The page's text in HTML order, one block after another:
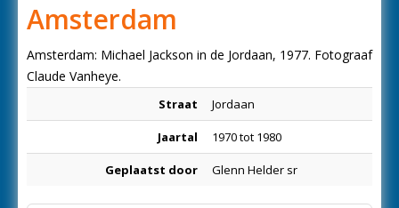
Amsterdam
Amsterdam: Michael Jackson in de Jordaan, 1977. Fotograaf
Claude Vanheye.
Straat Jordaan
Jaartal 1970 tot 1980
Geplaatst door Glenn Helder sr